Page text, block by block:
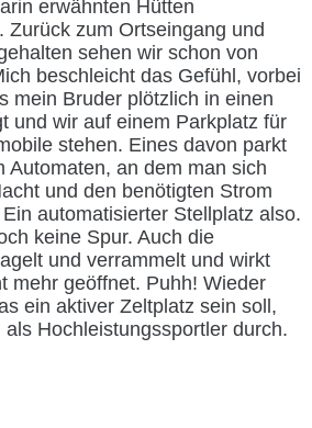
erwähnten Hütten
Zurück zum Ortseingang und
sehen wir schon von
beschleicht das Gefühl, vorbei
mein Bruder plötzlich in einen
und wir auf einem Parkplatz für
stehen. Eines davon parkt
Automaten, an dem man sich
und den benötigten Strom
automatisierter Stellplatz also.
keine Spur. Auch die
und verrammelt und wirkt
mehr geöffnet. Puhh! Wieder
ein aktiver Zeltplatz sein soll,
Hochleistungssportler durch.